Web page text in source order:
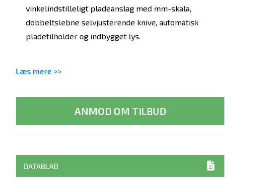
vinkelindstilleligt pladeanslag med mm-skala,
dobbeltslebne selvjusterende knive, automatisk
pladetilholder og indbygget lys.
Læs mere >>
ANMOD OM TILBUD
DATABLAD